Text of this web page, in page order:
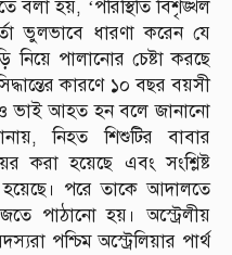
বলা হয়, ‘পরিস্থিতি বিশৃঙ্খল
ভুলভাবে ধারণা করেন যে
নিয়ে পালানোর চেষ্টা করছে
কারণে ১০ বছর বয়সী
ও ভাই আহত হন বলে জানানো
নিহত শিশুটির বাবার
করা হয়েছে এবং সংশ্লিষ্ট
হয়েছে। পরে তাকে আদালতে
পাঠানো হয়। অস্ট্রেলীয়
পশ্চিম অস্ট্রেলিয়ার পার্থ